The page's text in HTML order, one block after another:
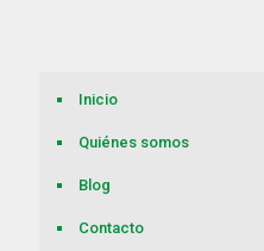
Inicio
Quiénes somos
Blog
Contacto